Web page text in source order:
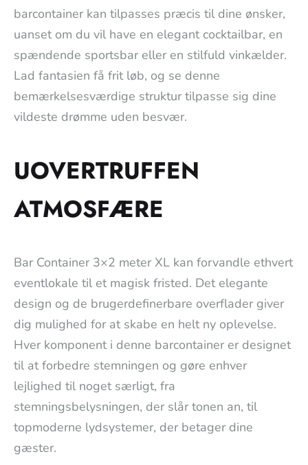
barcontainer kan tilpasses præcis til dine ønsker,
uanset om du vil have en elegant cocktailbar, en
spændende sportsbar eller en stilfuld vinkælder.
Lad fantasien få frit løb, og se denne
bemærkelsesværdige struktur tilpasse sig dine
vildeste drømme uden besvær.
UOVERTRUFFEN
ATMOSFÆRE
Bar Container 3×2 meter XL kan forvandle ethvert
eventlokale til et magisk fristed. Det elegante
design og de brugerdefinerbare overflader giver
dig mulighed for at skabe en helt ny oplevelse.
Hver komponent i denne barcontainer er designet
til at forbedre stemningen og gøre enhver
lejlighed til noget særligt, fra
stemningsbelysningen, der slår tonen an, til
topmoderne lydsystemer, der betager dine
gæster.